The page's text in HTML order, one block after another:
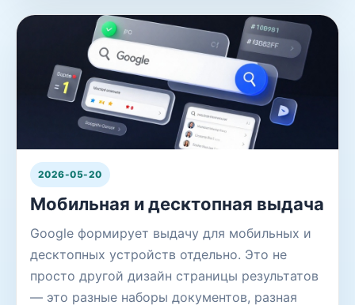
2026-05-20
Мобильная и десктопная выдача
Google формирует выдачу для мобильных и
десктопных устройств отдельно. Это не
просто другой дизайн страницы результатов
— это разные наборы документов, разная